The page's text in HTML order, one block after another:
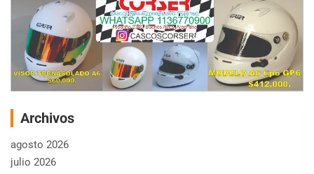
Archivos
agosto 2026
julio 2026